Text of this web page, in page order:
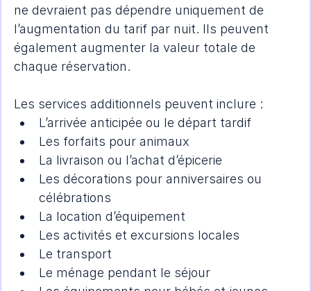
ne devraient pas dépendre uniquement de
l’augmentation du tarif par nuit. Ils peuvent
également augmenter la valeur totale de
chaque réservation.
Les services additionnels peuvent inclure :
L’arrivée anticipée ou le départ tardif
Les forfaits pour animaux
La livraison ou l’achat d’épicerie
Les décorations pour anniversaires ou
célébrations
La location d’équipement
Les activités et excursions locales
Le transport
Le ménage pendant le séjour